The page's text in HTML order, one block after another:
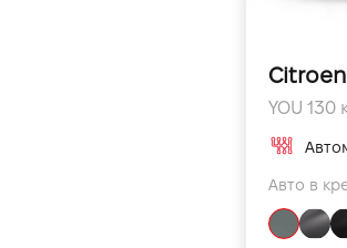
YOU 130
Авто в